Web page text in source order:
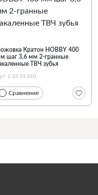
Кратон HOBBY 400
шаг 3,6 мм 2-гранные
ТВЧ зубья
2 03 01 010
Сравнение